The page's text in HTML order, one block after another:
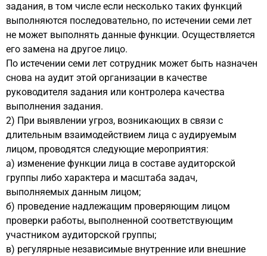
задания, в том числе если несколько таких функций
выполняются последовательно, по истечении семи лет
не может выполнять данные функции. Осуществляется
его замена на другое лицо.
По истечении семи лет сотрудник может быть назначен
снова на аудит этой организации в качестве
руководителя задания или контролера качества
выполнения задания.
2) При выявлении угроз, возникающих в связи с
длительным взаимодействием лица с аудируемым
лицом, проводятся следующие мероприятия:
а) изменение функции лица в составе аудиторской
группы либо характера и масштаба задач,
выполняемых данным лицом;
б) проведение надлежащим проверяющим лицом
проверки работы, выполненной соответствующим
участником аудиторской группы;
в) регулярные независимые внутренние или внешние